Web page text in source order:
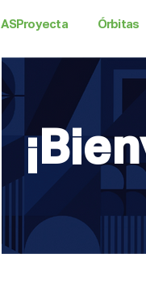
ASProyecta Órbitas